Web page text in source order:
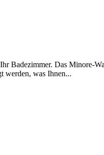
Badezimmer. Das Minore-
werden, was Ihnen...